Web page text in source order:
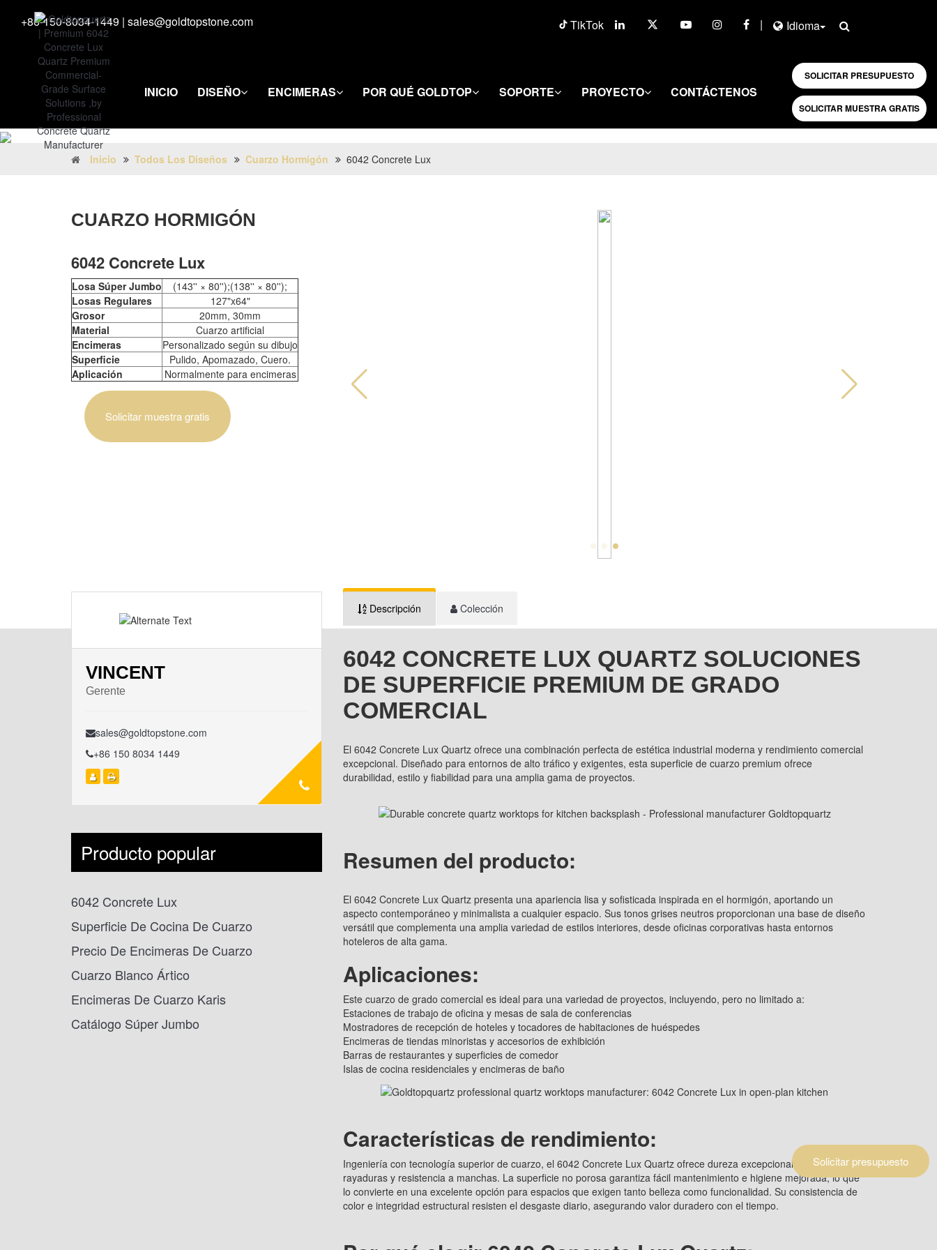
+86-150-8034-1449 | sales@goldtopstone.com TikTok | Idioma
INICIO DISEÑO ENCIMERAS POR QUÉ GOLDTOP SOPORTE PROYECTO CONTÁCTENOS
SOLICITAR PRESUPUESTO
SOLICITAR MUESTRA GRATIS
Inicio Todos Los Diseños Cuarzo Hormigón 6042 Concrete Lux
CUARZO HORMIGÓN
6042 Concrete Lux
Losa Súper Jumbo
(143'' × 80'');(138'' × 80'');
Losas Regulares
127"x64"
Grosor
20mm, 30mm
Material
Cuarzo artificial
Encimeras
Personalizado según su dibujo
Superficie
Pulido, Apomazado, Cuero.
Aplicación
Normalmente para encimeras
Solicitar muestra gratis
VINCENT
Gerente
sales@goldtopstone.com
+86 150 8034 1449
Producto popular
6042 Concrete Lux
Superficie De Cocina De Cuarzo
Precio De Encimeras De Cuarzo
Cuarzo Blanco Ártico
Encimeras De Cuarzo Karis
Catálogo Súper Jumbo
Descripción Colección
6042 CONCRETE LUX QUARTZ SOLUCIONES
DE SUPERFICIE PREMIUM DE GRADO
COMERCIAL
El 6042 Concrete Lux Quartz ofrece una combinación perfecta de estética industrial moderna y rendimiento comercial
excepcional. Diseñado para entornos de alto tráfico y exigentes, esta superficie de cuarzo premium ofrece
durabilidad, estilo y fiabilidad para una amplia gama de proyectos.
Resumen del producto:
El 6042 Concrete Lux Quartz presenta una apariencia lisa y sofisticada inspirada en el hormigón, aportando un
aspecto contemporáneo y minimalista a cualquier espacio. Sus tonos grises neutros proporcionan una base de diseño
versátil que complementa una amplia variedad de estilos interiores, desde oficinas corporativas hasta entornos
hoteleros de alta gama.
Aplicaciones:
Este cuarzo de grado comercial es ideal para una variedad de proyectos, incluyendo, pero no limitado a:
Estaciones de trabajo de oficina y mesas de sala de conferencias
Mostradores de recepción de hoteles y tocadores de habitaciones de huéspedes
Encimeras de tiendas minoristas y accesorios de exhibición
Barras de restaurantes y superficies de comedor
Islas de cocina residenciales y encimeras de baño
Características de rendimiento:
Ingeniería con tecnología superior de cuarzo, el 6042 Concrete Lux Quartz ofrece dureza excepcional, resistencia a
rayaduras y resistencia a manchas. La superficie no porosa garantiza fácil mantenimiento e higiene mejorada, lo que
lo convierte en una excelente opción para espacios que exigen tanto belleza como funcionalidad. Su consistencia de
color e integridad estructural resisten el desgaste diario, asegurando valor duradero con el tiempo.
Solicitar presupuesto